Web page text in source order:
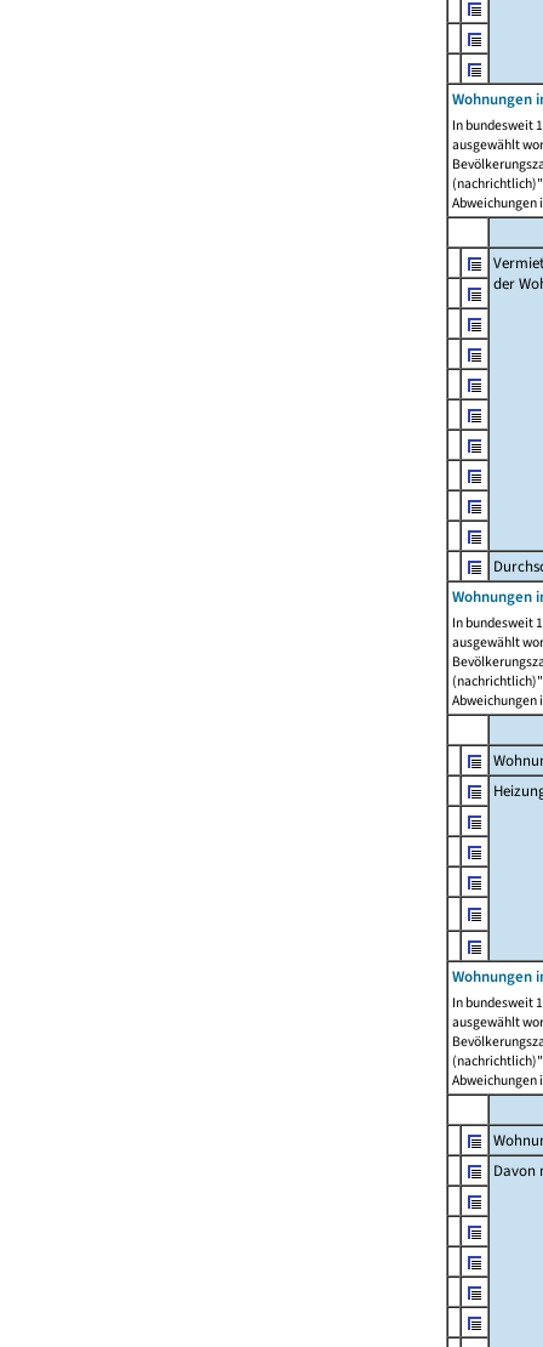
Wohnungen
In bundesweit
ausgewählt
Abweichungen
der
Wohnungen
In bundesweit
ausgewählt
Abweichungen
Wohnungen
In bundesweit
ausgewählt
Abweichungen
Davon